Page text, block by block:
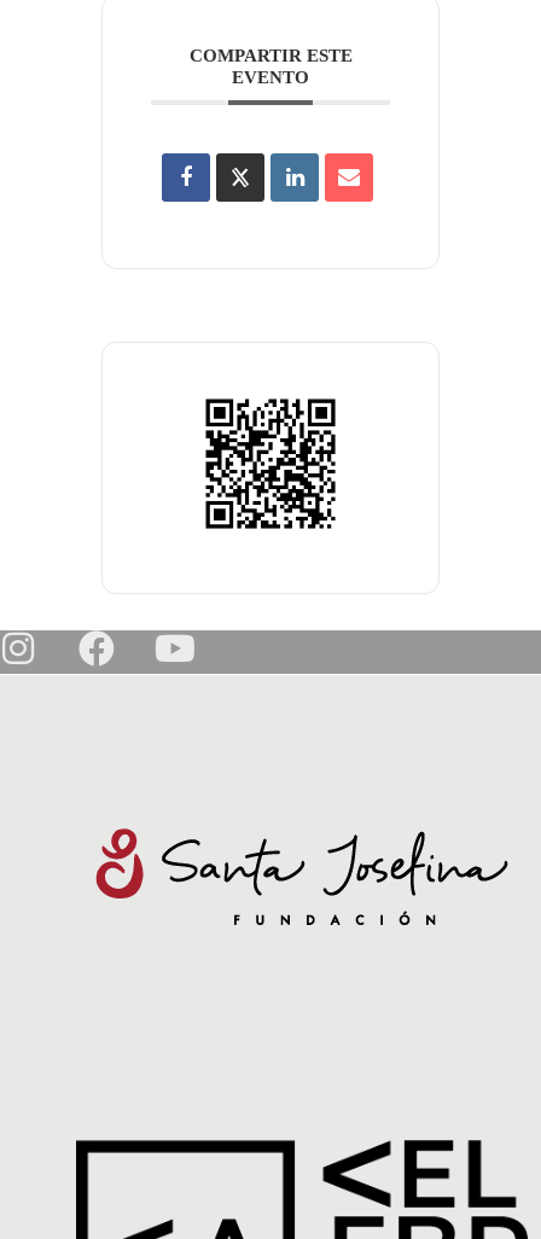
COMPARTIR ESTE
EVENTO